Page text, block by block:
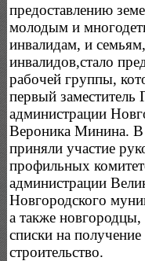
предоставлению
молодым и
инвалидам, и
инвалидов,стало
рабочей группы,
первый заместитель
администрации
Вероника Минина.
приняли участие
профильных
администрации
Новгородского
а также
списки на
строительство.